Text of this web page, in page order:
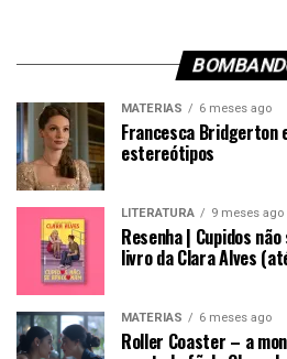
MATÉRIAS 6 meses ago
Francesca Bridgerton
estereótipos
LITERATURA 9 meses ago
Resenha | Cupidos
livro da Clara Alves
MATÉRIAS 6 meses ago
Roller Coaster – a